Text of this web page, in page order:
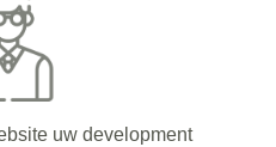
uw development